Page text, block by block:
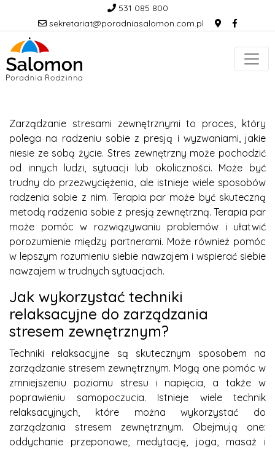
531 085 800
sekretariat@poradniasalomon.com.pl
Zarządzanie stresami zewnętrznymi to proces, który
polega na radzeniu sobie z presją i wyzwaniami, jakie
niesie ze sobą życie. Stres zewnętrzny może pochodzić
od innych ludzi, sytuacji lub okoliczności. Może być
trudny do przezwyciężenia, ale istnieje wiele sposobów
radzenia sobie z nim. Terapia par może być skuteczną
metodą radzenia sobie z presją zewnętrzną. Terapia par
może pomóc w rozwiązywaniu problemów i ułatwić
porozumienie między partnerami. Może również pomóc
w lepszym rozumieniu siebie nawzajem i wspierać siebie
nawzajem w trudnych sytuacjach.
Jak wykorzystać techniki
relaksacyjne do zarządzania
stresem zewnętrznym?
Techniki relaksacyjne są skutecznym sposobem na
zarządzanie stresem zewnętrznym. Mogą one pomóc w
zmniejszeniu poziomu stresu i napięcia, a także w
poprawieniu samopoczucia. Istnieje wiele technik
relaksacyjnych, które można wykorzystać do
zarządzania stresem zewnętrznym. Obejmują one:
oddychanie przeponowe, medytację, joga, masaż i